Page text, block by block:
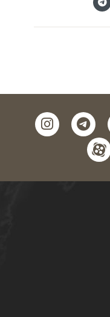
telegram
instagram